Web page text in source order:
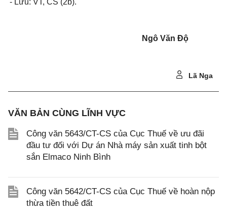
- Lưu: VT, CS (2b).
Ngô Văn Độ
Lã Nga
VĂN BẢN CÙNG LĨNH VỰC
Công văn 5643/CT-CS của Cục Thuế về ưu đãi
đầu tư đối với Dự án Nhà máy sản xuất tinh bột
sắn Elmaco Ninh Bình
Công văn 5642/CT-CS của Cục Thuế về hoàn nộp
thừa tiền thuê đất